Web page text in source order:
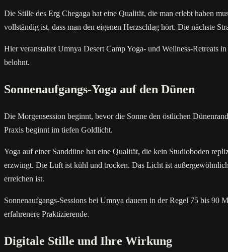
Die Stille des Erg Chegaga hat eine Qualität, die man erlebt haben
vollständig ist, dass man den eigenen Herzschlag hört. Die nächste
Hier veranstaltet Umnya Desert Camp Yoga- und Wellness-
belohnt.
Sonnenaufgangs-Yoga auf den Dünen
Die Morgensession beginnt, bevor die Sonne den östlichen
Praxis beginnt im tiefen Goldlicht.
Yoga auf einer Sanddüne hat eine Qualität, die kein Studioboden
erzwingt. Die Luft ist kühl und trocken. Das Licht ist
erreichen ist.
Sonnenaufgangs-Sessions bei Umnya dauern in der Regel 75 bis
erfahrenere Praktizierende.
Digitale Stille und Ihre Wirkung